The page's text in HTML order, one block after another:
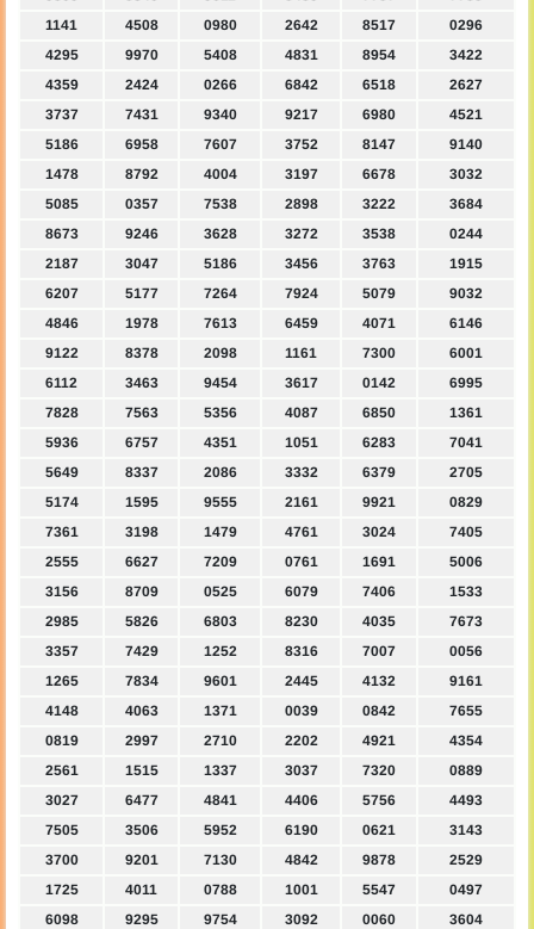
1141
4508 0980 2642 8517
0296
4295
9970 5408 4831 8954
3422
4359
2424 0266 6842 6518
2627
3737
7431 9340 9217 6980
4521
5186
6958 7607 3752 8147
9140
1478
8792 4004 3197 6678
3032
5085
0357 7538 2898 3222
3684
8673
9246 3628 3272 3538
0244
2187
3047 5186 3456 3763
1915
6207
5177 7264 7924 5079
9032
4846
1978 7613 6459 4071
6146
9122
8378 2098 1161 7300
6001
6112
3463 9454 3617 0142
6995
7828
7563 5356 4087 6850
1361
5936
6757 4351 1051 6283
7041
5649
8337 2086 3332 6379
2705
5174
1595 9555 2161 9921
0829
7361
3198 1479 4761 3024
7405
2555
6627 7209 0761 1691
5006
3156
8709 0525 6079 7406
1533
2985
5826 6803 8230 4035
7673
3357
7429 1252 8316 7007
0056
1265
7834 9601 2445 4132
9161
4148
4063 1371 0039 0842
7655
0819
2997 2710 2202 4921
4354
2561
1515 1337 3037 7320
0889
3027
6477 4841 4406 5756
4493
7505
3506 5952 6190 0621
3143
3700
9201 7130 4842 9878
2529
1725
4011 0788 1001 5547
0497
6098
9295 9754 3092 0060 3604